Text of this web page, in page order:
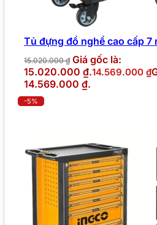
Tủ đựng đồ nghề cao cấp 7
15.020.000₫ Giá gốc là:
15.020.000 ₫.14.569.000 ₫
14.569.000 ₫.
-5%